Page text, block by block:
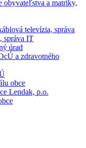
obyvateľstva a matriky,
televízia, správa
správa IT
úrad
a zdravotného
obce
Lendak, p.o.